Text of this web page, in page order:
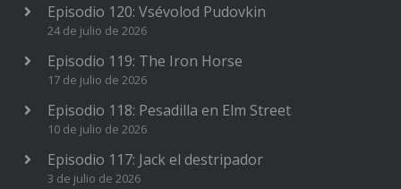
Episodio 120: Vsévolod Pudovkin
24 de julio de 2026
Episodio 119: The Iron Horse
17 de julio de 2026
Episodio 118: Pesadilla en Elm Street
10 de julio de 2026
Episodio 117: Jack el destripador
3 de julio de 2026